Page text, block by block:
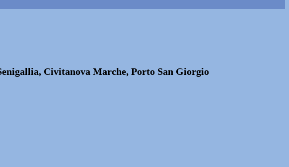
Civitanova Marche, Porto San Giorgio